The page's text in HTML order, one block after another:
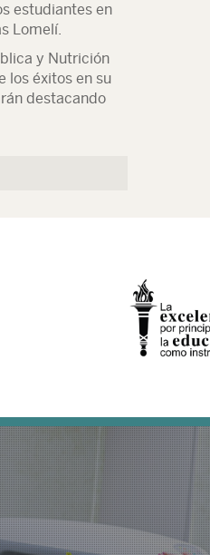
estudiantes en
Lomelí.
y Nutrición
los éxitos en su
destacando